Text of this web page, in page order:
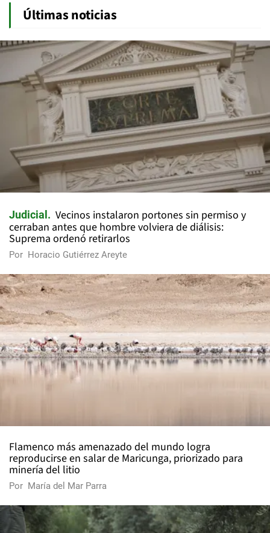
Últimas noticias
Judicial
Vecinos instalaron portones sin permiso y
cerraban antes que hombre volviera de diálisis:
Suprema ordenó retirarlos
Por Horacio Gutiérrez Areyte
Flamenco más amenazado del mundo logra
reproducirse en salar de Maricunga, priorizado para
minería del litio
Por María del Mar Parra